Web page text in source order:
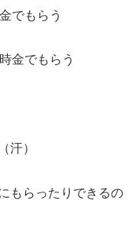
でもらう
金でもらう
汗）
もらったりできるの